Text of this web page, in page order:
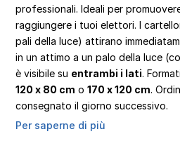
professionali. Ideali per
raggiungere i tuoi elettori. I
pali della luce) attirano
in un attimo a un palo della luce
è visibile su entrambi i lati.
120 x 80 cm o170 x 120 cm.
consegnato il giorno successivo.
Per saperne di più